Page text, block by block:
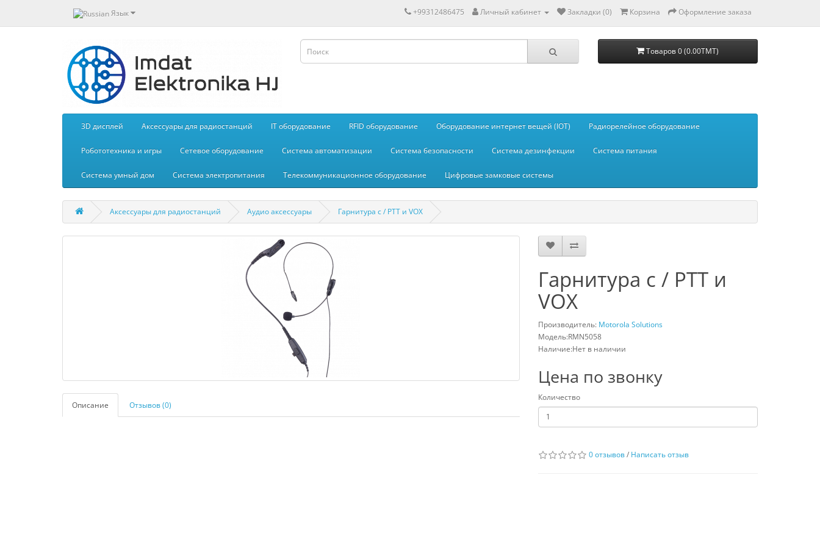
Язык +99312486475 Личный кабинет Закладки (0) Корзина Оформление заказа
Товаров 0 (0.00TMT)
3D дисплей Aксессуары для радиостанций IT оборудование RFID оборудование Оборудование интернет вещей (IOT) Радиорелейное оборудование
Робототехника и игры Сетевое оборудование Система автоматизации Система безопасности Система дезинфекции Система питания
Система умный дом Система электропитания Телекоммуникационное оборудование Цифровые замковые системы
Aксессуары для радиостанций Аудио аксессуары Гарнитура с / PTT и VOX
Описание Отзывов (0)
Гарнитура с / PTT и
VOX
Производитель: Motorola Solutions
Модель:RMN5058
Наличие:Нет в наличии
Цена по звонку
Количество
0 отзывов/ Написать отзыв